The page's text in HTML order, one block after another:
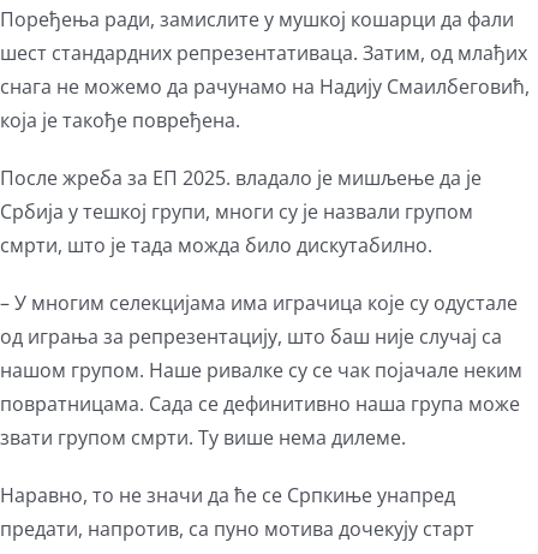
Поређења ради, замислите у мушкој кошарци да фали
шест стандардних репрезентативаца. Затим, од млађих
снага не можемо да рачунамо на Надију Смаилбеговић,
која је такође повређена.
После жреба за ЕП 2025. владало је мишљење да је
Србија у тешкој групи, многи су је назвали групом
смрти, што је тада можда било дискутабилно.
– У многим селекцијама има играчица које су одустале
од играња за репрезентацију, што баш није случај са
нашом групом. Наше ривалке су се чак појачале неким
повратницама. Сада се дефинитивно наша група може
звати групом смрти. Ту више нема дилеме.
Наравно, то не значи да ће се Српкиње унапред
предати, напротив, са пуно мотива дочекују старт